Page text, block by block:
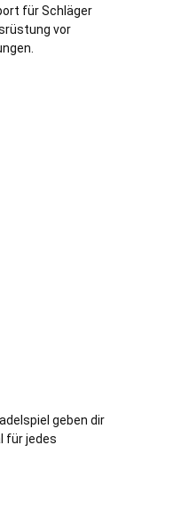
für Schläger
vor
geben dir
für jedes